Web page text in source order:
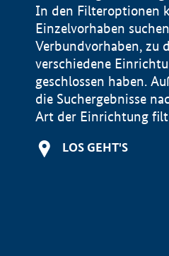
In den Filteroptionen
Einzelvorhaben
Verbundvorhaben, zu
verschiedene
geschlossen haben.
die Suchergebnisse
Art der Einrichtung
LOS GEHT'S